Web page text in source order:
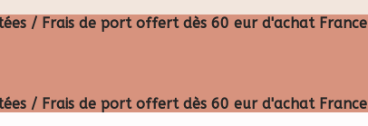
/ Frais de port offert dès 60 eur d'achat France
/ Frais de port offert dès 60 eur d'achat France